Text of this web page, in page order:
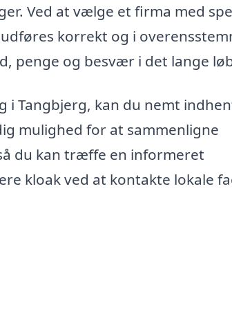
Ved at vælge et firma med
korrekt og i
penge og besvær i det lange
Tangbjerg, kan du nemt
mulighed for at sammenligne
du kan træffe en informeret
kloak ved at kontakte lokale